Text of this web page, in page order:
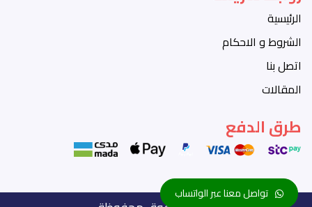
الرئيسية
الشروط و الاحكام
اتصل بنا
المقالات
طرق الدفع
تواصل معنا عبر الواتساب